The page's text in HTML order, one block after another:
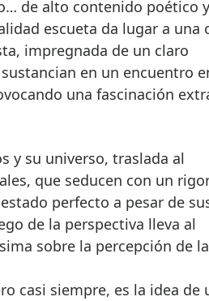
de alto contenido poético
escueta da lugar a una
impregnada de un claro
en un encuentro
una fascinación
y su universo, traslada al
que seducen con un
perfecto a pesar de
de la perspectiva lleva al
sobre la percepción de
casi siempre, es la idea de